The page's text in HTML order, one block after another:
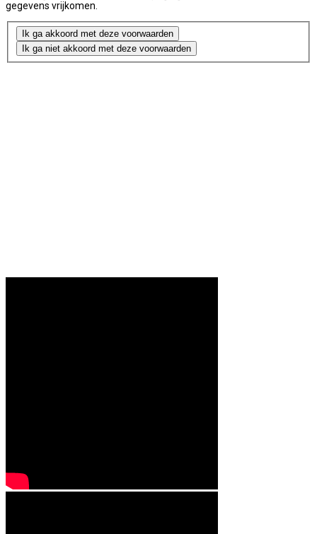
gegevens vrijkomen.